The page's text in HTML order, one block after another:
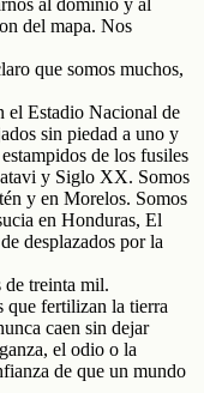
del mapa. Nos
que somos muchos,
el Estadio Nacional de
sin piedad a uno y
de los fusiles
y Siglo XX. Somos
y en Morelos. Somos
en Honduras, El
desplazados por la
de treinta mil.
que fertilizan la tierra
caen sin dejar
el odio o la
de que un mundo